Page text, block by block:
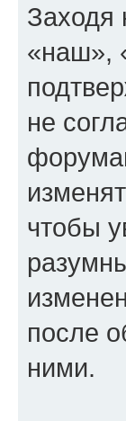
Заходя
«наш»,
не
чтобы
после
ними.